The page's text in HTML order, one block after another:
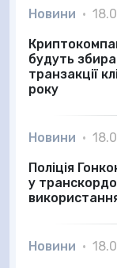
Новини •
будуть
транзакції
року
Новини •
Поліція
у
Новини •